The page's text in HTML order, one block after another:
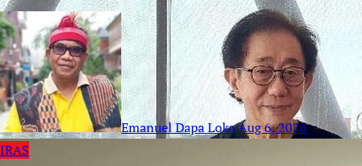
Emanuel Dapa LokaAug 6, 2026
IRAS